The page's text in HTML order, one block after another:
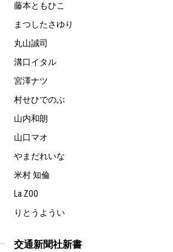
藤本ともひこ
まつしたさゆり
丸山誠司
溝口イタル
宮澤ナツ
村せひでのぶ
山内和朗
山口マオ
やまだれいな
米村 知倫
La ZOO
りとうようい
交通新聞社新書